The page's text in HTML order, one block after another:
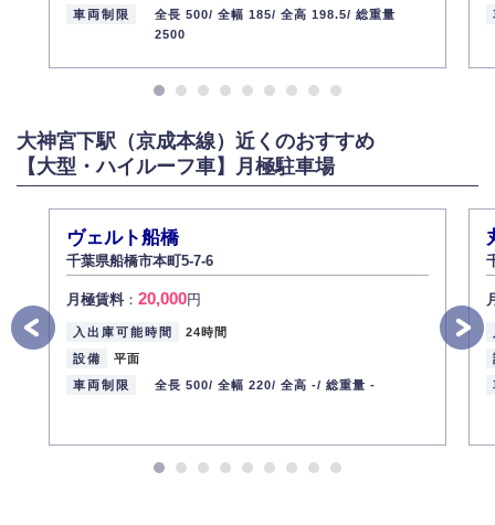
車両制限 全長 500/ 全幅 185/ 全高 198.5/ 総重量
2500
大神宮下駅（京成本線）近くのおすすめ
【大型・ハイルーフ車】月極駐車場
ヴェルト船橋
千葉県船橋市本町5-7-6
月極賃料： 20,000円
入出庫可能時間
24時間
設備
平面
車両制限
全長 500/ 全幅 220/ 全高 -/ 総重量 -